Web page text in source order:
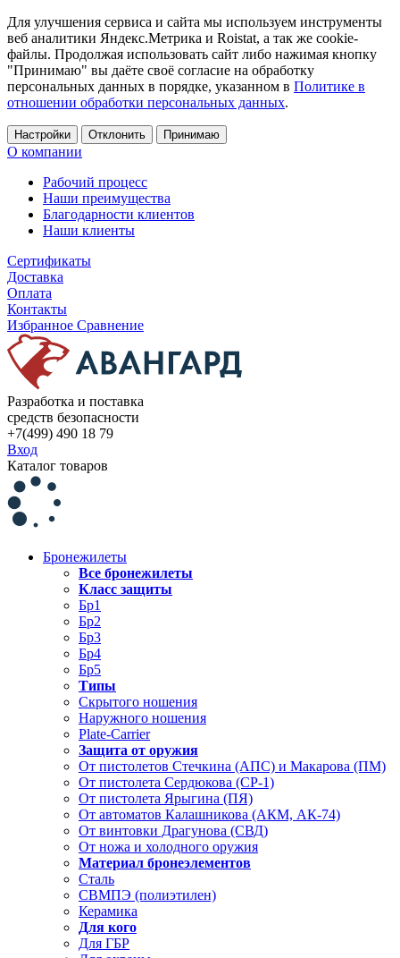
Для улучшения сервиса и сайта мы используем инструменты
веб аналитики Яндекс.Метрика и Roistat, а так же cookie-
файлы. Продолжая использовать сайт либо нажимая кнопку
"Принимаю" вы даёте своё согласие на обработку
персональных данных в порядке, указанном в Политике в
отношении обработки персональных данных.
Настройки Отклонить Принимаю
О компании
Рабочий процесс
Наши преимущества
Благодарности клиентов
Наши клиенты
Сертификаты
Доставка
Оплата
Контакты
Избранное Сравнение
Разработка и поставка
средств безопасности
+7(499) 490 18 79
Вход
Каталог товаров
Бронежилеты
Все бронежилеты
Класс защиты
Бр1
Бр2
Бр3
Бр4
Бр5
Типы
Скрытого ношения
Наружного ношения
Plate-Carrier
Защита от оружия
От пистолетов Стечкина (АПС) и Макарова (ПМ)
От пистолета Сердюкова (СР-1)
От пистолета Ярыгина (ПЯ)
От автоматов Калашникова (АКМ, АК-74)
От винтовки Драгунова (СВД)
От ножа и холодного оружия
Материал бронеэлементов
Сталь
СВМПЭ (полиэтилен)
Керамика
Для кого
Для ГБР